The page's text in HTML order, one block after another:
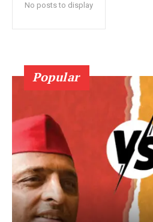
No posts to display
Popular